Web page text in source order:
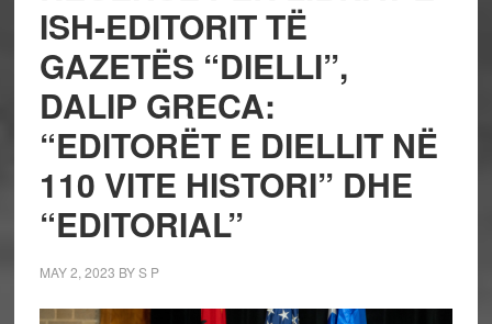
ISH-EDITORIT TË
GAZETËS “DIELLI”,
DALIP GRECA:
“EDITORËT E DIELLIT NË
110 VITE HISTORI” DHE
“EDITORIAL”
MAY 2, 2023 BYS P